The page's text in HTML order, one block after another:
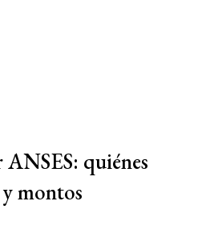
quiénes
montos